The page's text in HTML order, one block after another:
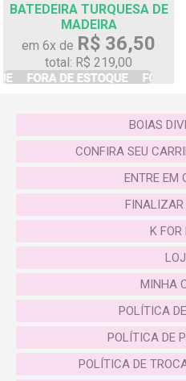
BATEDEIRA TURQUESA DE
MADEIRA
em 6x de R$ 36,50
total: R$ 219,00
BOIAS
CONFIRA SEU
ENTRE EM
K FOR
MINHA
POLÍTICA
POLÍTICA DE
POLÍTICA DE